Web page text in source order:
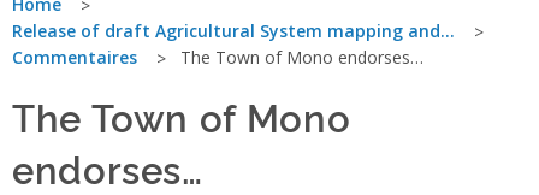
Vous
êtes
ici
Release of draft Agricultural System mapping and…
Commentaires
The Town of Mono endorses…
The Town of Mono
endorses…